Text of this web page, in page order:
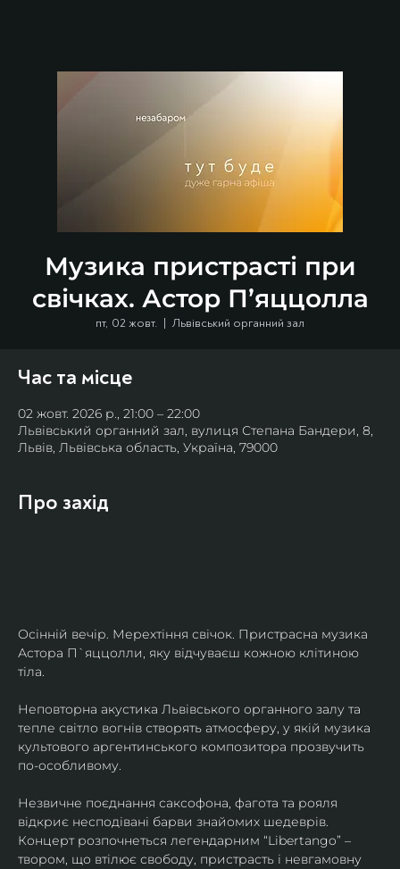
Музика пристрасті при
свічках. Астор П’яццолла
пт, 02 жовт.
  |
Львівський органний зал
Час та місце
02 жовт. 2026 р., 21:00 – 22:00
Львівський органний зал, вулиця Степана Бандери, 8,
Львів, Львівська область, Україна, 79000
Про захід
Осінній вечір. Мерехтіння свічок. Пристрасна музика
Астора П`яццолли, яку відчуваєш кожною клітиною
тіла.
Неповторна акустика Львівського органного залу та
тепле світло вогнів створять атмосферу, у якій музика
культового аргентинського композитора прозвучить
по-особливому.
Незвичне поєднання саксофона, фагота та рояля
відкриє несподівані барви знайомих шедеврів.
Концерт розпочнеться легендарним “Libertango” –
твором, що втілює свободу, пристрасть і невгамовну